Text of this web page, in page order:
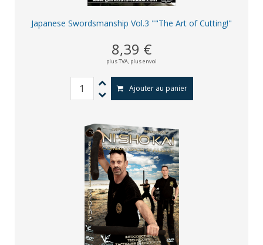
Japanese Swordsmanship Vol.3 ""The Art of Cutting!"
8,39 €
plus TVA, plus envoi
Ajouter au panier